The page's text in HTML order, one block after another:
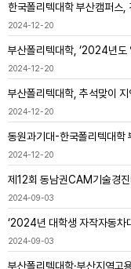
한국폴리텍대학 부산캠퍼스,
2024-12-20
부산폴리텍대학, ‘2024년도
2024-12-20
부산폴리텍대학, 추석맞이
2024-12-20
동원과기대-한국폴리텍대학
2024-12-20
제12회 동남권CAM기술경
2024-09-03
‘2024년 대학생 자작자동차
2024-09-03
부산폴리텍대학·부산지역고